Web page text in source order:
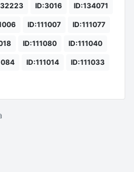
ID:3016 ID:134071
ID:111007 ID:111077
ID:111080 ID:111040
ID:111014 ID:111033